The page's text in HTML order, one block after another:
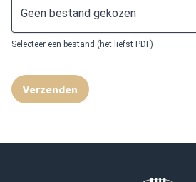
Geen bestand gekozen
Selecteer een bestand (het liefst PDF)
Verzenden